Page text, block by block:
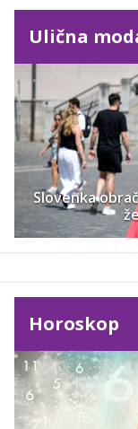
Ulična
Slovenka
Horoskop